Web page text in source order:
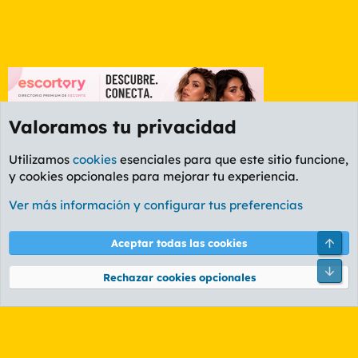
Foro General
Cookies
PL OLDSTYLE AMARILLO
Términos y reglas Política de privacidad Ayuda
Community platform by XenForo® © 2010-2026 XenForo Ltd.
Valoramos tu privacidad
Utilizamos cookies esenciales para que este sitio funcione,
y cookies opcionales para mejorar tu experiencia.
Ver más información y configurar tus preferencias
Aceptar todas las cookies
Rechazar cookies opcionales
Pie